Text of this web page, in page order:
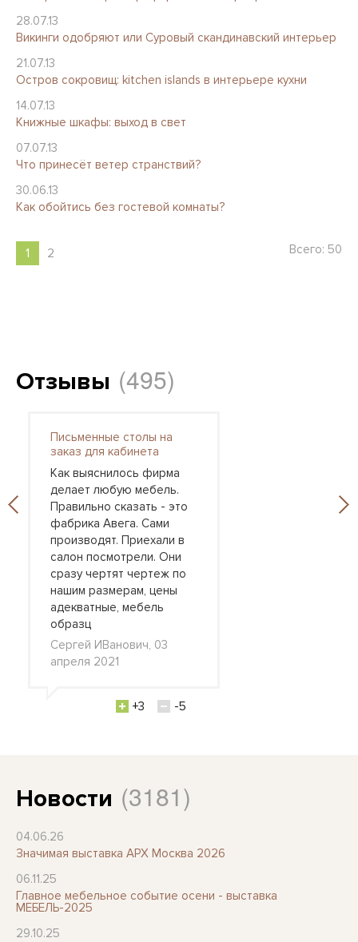
28.07.13
Викинги одобряют или Суровый скандинавский интерьер
21.07.13
Остров сокровищ: kitchen islands в интерьере кухни
14.07.13
Книжные шкафы: выход в свет
07.07.13
Что принесёт ветер странствий?
30.06.13
Как обойтись без гостевой комнаты?
1 2 Всего: 50
Отзывы (495)
Письменные столы на
заказ для кабинета
Как выяснилось фирма
делает любую мебель.
Правильно сказать - это
фабрика Авега. Сами
производят. Приехали в
салон посмотрели. Они
сразу чертят чертеж по
нашим размерам, цены
адекватные, мебель
образц
Сергей ИВанович, 03
апреля 2021
+3 -5
Новости (3181)
04.06.26
Значимая выставка АРХ Москва 2026
06.11.25
Главное мебельное событие осени - выставка
МЕБЕЛЬ-2025
29.10.25